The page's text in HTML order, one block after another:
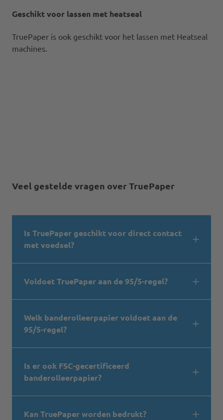
Geschikt voor lassen met heatseal
TruePaper is ook geschikt voor het lassen met Heatseal
machines.
Veel gestelde vragen over TruePaper
Is TruePaper geschikt voor direct contact
met voedsel?
Voldoet TruePaper aan de 95/5-regel?
Welk banderolleerpapier voldoet aan de
95/5-regel?
Is er ook FSC-gecertificeerd
banderolleerpapier?
Kan TruePaper worden bedrukt?